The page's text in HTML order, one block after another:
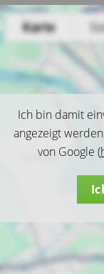
Ich bin damit
angezeigt
von Google (